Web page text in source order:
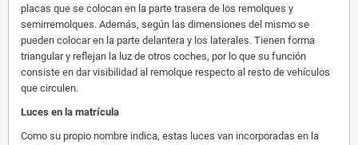
placas que se colocan en la parte trasera de los remolques y
semirremolques. Además, según las dimensiones del mismo se
pueden colocar en la parte delantera y los laterales. Tienen forma
triangular y reflejan la luz de otros coches, por lo que su función
consiste en dar visibilidad al remolque respecto al resto de vehículos
que circulen.
Luces en la matrícula
Como su propio nombre indica, estas luces van incorporadas en la